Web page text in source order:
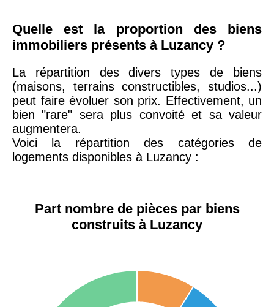
75019 -
19ème
arrondissement
9 231 €
51100 -Reims 3 036 € 2 667 €
75013 -Paris
13ème
arrondissement
10 073 € 11 085 €
12 687 €
Quelle est la proportion des biens
immobiliers présents à Luzancy ?
La répartition des divers types de biens
(maisons, terrains constructibles, studios...)
peut faire évoluer son prix. Effectivement, un
bien "rare" sera plus convoité et sa valeur
augmentera.
Voici la répartition des catégories de
logements disponibles à Luzancy :
Part nombre de pièces par biens
construits à Luzancy